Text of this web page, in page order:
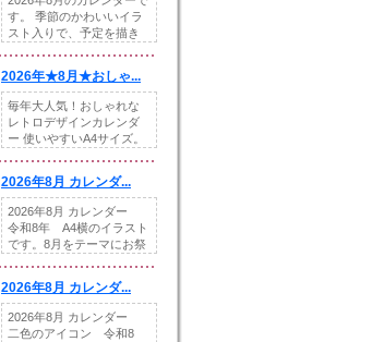
す。 季節のかわいいイラ
スト入りで、予定を描き
2026年★8月★おしゃ...
毎年大人気！おしゃれな
レトロデザインカレンダ
ー 使いやすいA4サイズ。
2026年8月 カレンダ...
2026年8月 カレンダー
令和8年 A4横のイラスト
です。8月をテーマにお祭
2026年8月 カレンダ...
2026年8月 カレンダー
二色のアイコン 令和8